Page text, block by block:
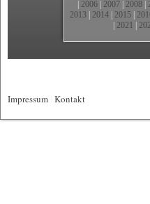
2006 2007 2008
2013 2014 2015
2021
Impressum Kontakt